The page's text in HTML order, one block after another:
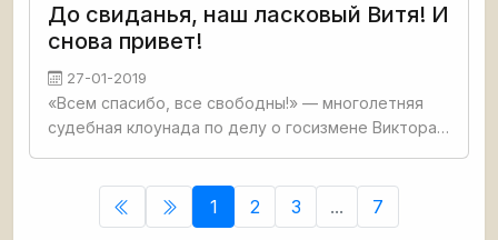
До свиданья, наш ласковый Витя! И
снова привет!
27-01-2019
«Всем спасибо, все свободны!» — многолетняя
судебная клоунада по делу о госизмене Виктора
в суде первой инстанции. Как
1 2 3 ... 7